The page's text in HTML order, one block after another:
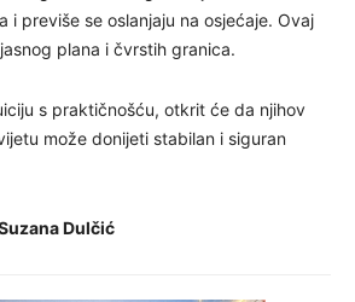
i previše se oslanjaju na osjećaje. Ovaj
plana i čvrstih granica.
s praktičnošću, otkrit će da njihov
može donijeti stabilan i siguran
Dulčić